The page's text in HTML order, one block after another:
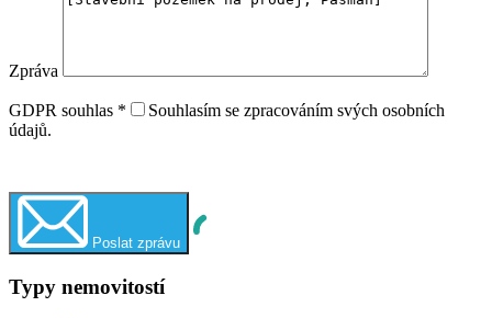
Zpráva
GDPR souhlas *
Souhlasím se zpracováním svých osobních
údajů.
Poslat zprávu
Typy nemovitostí